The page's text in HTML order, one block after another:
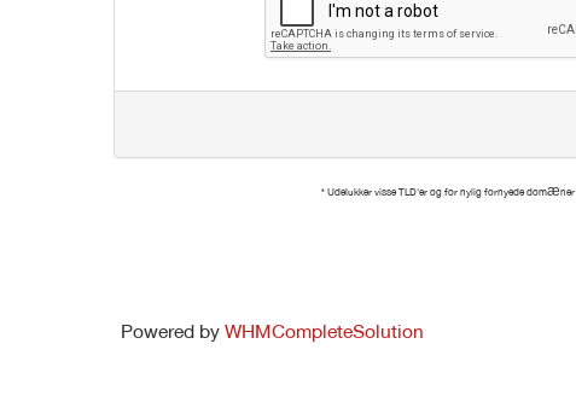
* Udelukker visse TLD'er og for nylig fornyede domæner
Powered byWHMCompleteSolution